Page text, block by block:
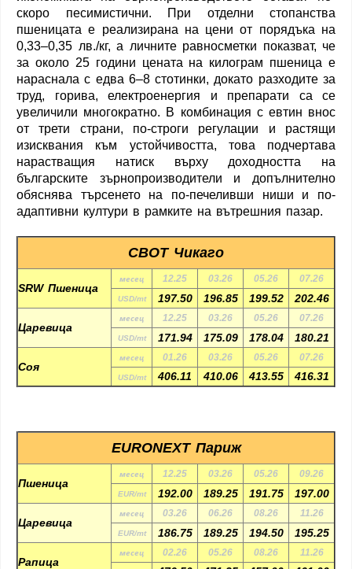
скоро песимистични. При отделни стопанства
пшеницата е реализирана на цени от порядъка на
0,33–0,35 лв./кг, а личните равносметки показват, че
за около 25 години цената на килограм пшеница е
нараснала с едва 6–8 стотинки, докато разходите за
труд, горива, електроенергия и препарати са се
увеличили многократно. В комбинация с евтин внос
от трети страни, по-строги регулации и растящи
изисквания към устойчивостта, това подчертава
нарастващия натиск върху доходността на
българските зърнопроизводители и допълнително
обяснява търсенето на по-печеливши ниши и по-
адаптивни култури в рамките на вътрешния пазар.
CBOT Чикаго
SRW Пшеница
месец 12.25 03.26 05.26 07.26
USD/mt 197.50 196.85 199.52 202.46
Царевица
месец 12.25 03.26 05.26 07.26
USD/mt 171.94 175.09 178.04 180.21
Соя
месец 01.26 03.26 05.26 07.26
USD/mt 406.11 410.06 413.55 416.31
EURONEXT Париж
Пшеница
месец 12.25 03.26 05.26 09.26
EUR/mt 192.00 189.25 191.75 197.00
Царевица
месец 03.26 06.26 08.26 11.26
EUR/mt 186.75 189.25 194.50 195.25
Рапица
месец 02.26 05.26 08.26 11.26